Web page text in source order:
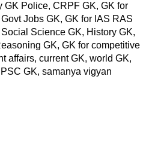
Police, CRPF GK, GK for
Jobs GK, GK for IAS RAS
Science GK, History GK,
GK, GK for competitive
affairs, current GK, world GK,
GK, samanya vigyan